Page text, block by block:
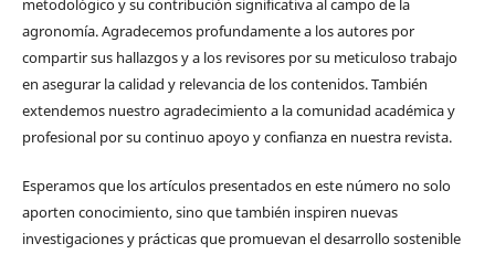
metodológico y su contribución significativa al campo de la
agronomía. Agradecemos profundamente a los autores por
compartir sus hallazgos y a los revisores por su meticuloso trabajo
en asegurar la calidad y relevancia de los contenidos. También
extendemos nuestro agradecimiento a la comunidad académica y
profesional por su continuo apoyo y confianza en nuestra revista.
Esperamos que los artículos presentados en este número no solo
aporten conocimiento, sino que también inspiren nuevas
investigaciones y prácticas que promuevan el desarrollo sostenible